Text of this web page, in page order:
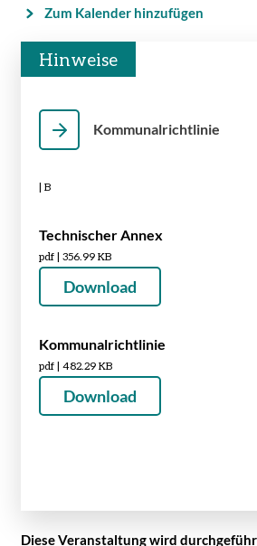
Zum Kalender hinzufügen
Hinweise
Kommunalrichtlinie
| B
Technischer Annex
pdf | 356.99 KB
Download
Kommunalrichtlinie
pdf | 482.29 KB
Download
Diese Veranstaltung wird